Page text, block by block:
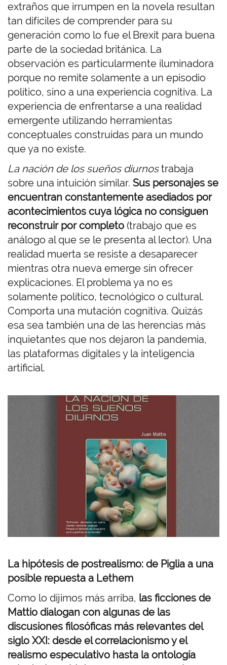
extraños que irrumpen en la novela resultan
tan difíciles de comprender para su
generación como lo fue el Brexit para buena
parte de la sociedad británica. La
observación es particularmente iluminadora
porque no remite solamente a un episodio
político, sino a una experiencia cognitiva. La
experiencia de enfrentarse a una realidad
emergente utilizando herramientas
conceptuales construidas para un mundo
que ya no existe.
La nación de los sueños diurnostrabaja
sobre una intuición similar. Sus personajes se
encuentran constantemente asediados por
acontecimientos cuya lógica no consiguen
reconstruir por completo (trabajo que es
análogo al que se le presenta al lector). Una
realidad muerta se resiste a desaparecer
mientras otra nueva emerge sin ofrecer
explicaciones. El problema ya no es
solamente político, tecnológico o cultural.
Comporta una mutación cognitiva. Quizás
esa sea también una de las herencias más
inquietantes que nos dejaron la pandemia,
las plataformas digitales y la inteligencia
artificial.
La hipótesis de postrealismo: de Piglia a una
posible repuesta a Lethem
Como lo dijimos más arriba, las ficciones de
Mattio dialogan con algunas de las
discusiones filosóficas más relevantes del
siglo XXI: desde el correlacionismo y el
realismo especulativo hasta la ontología